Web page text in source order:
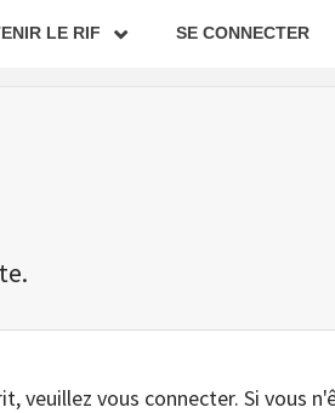
LE RIF SE CONNECTER
veuillez vous connecter. Si vous